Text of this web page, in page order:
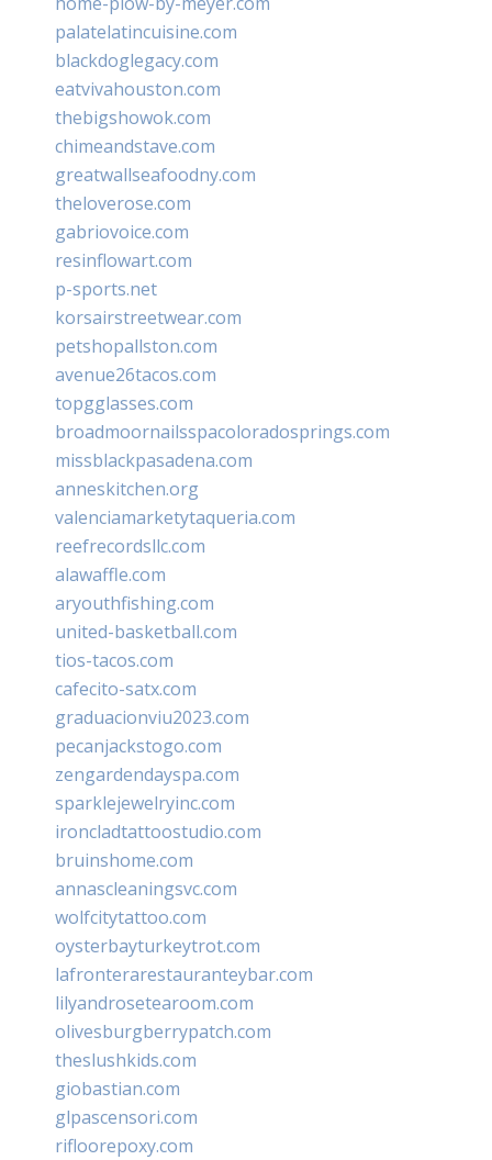
palatelatincuisine.com
blackdoglegacy.com
eatvivahouston.com
thebigshowok.com
chimeandstave.com
greatwallseafoodny.com
theloverose.com
gabriovoice.com
resinflowart.com
p-sports.net
korsairstreetwear.com
petshopallston.com
avenue26tacos.com
topgglasses.com
broadmoornailsspacoloradosprings.com
missblackpasadena.com
anneskitchen.org
valenciamarketytaqueria.com
reefrecordsllc.com
alawaffle.com
aryouthfishing.com
united-basketball.com
tios-tacos.com
cafecito-satx.com
graduacionviu2023.com
pecanjackstogo.com
zengardendayspa.com
sparklejewelryinc.com
ironcladtattoostudio.com
bruinshome.com
annascleaningsvc.com
wolfcitytattoo.com
oysterbayturkeytrot.com
lafronterarestauranteybar.com
lilyandrosetearoom.com
olivesburgberrypatch.com
theslushkids.com
giobastian.com
glpascensori.com
rifloorepoxy.com